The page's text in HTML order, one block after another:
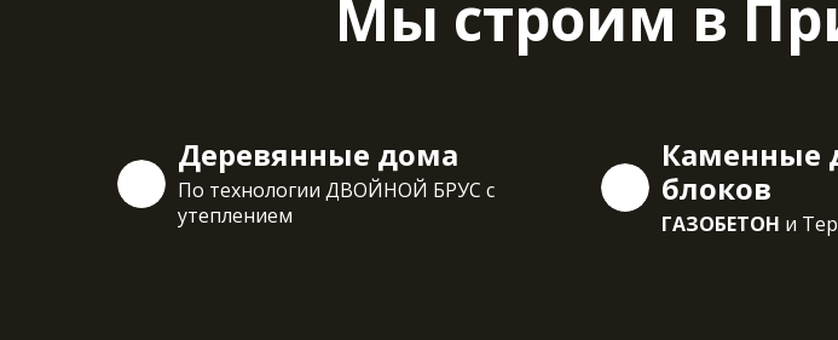
Мы строим в
Деревянные дома
По технологии ДВОЙНОЙ БРУС с
утеплением
Каменные
блоков
ГАЗОБЕТОН и